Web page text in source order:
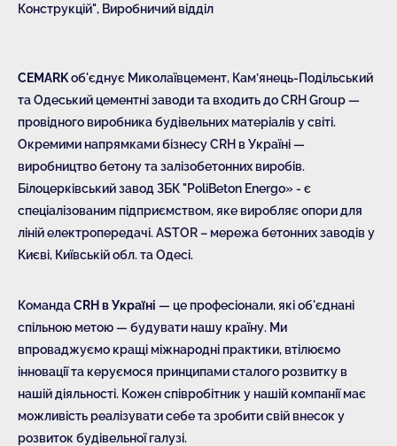
Конструкцій", Виробничий відділ
CEMARKоб'єднує Миколаївцемент, Кам’янець-Подільський
та Одеський цементні заводи та входить до CRH Group —
провідного виробника будівельних матеріалів у світі.
Окремими напрямками бізнесу CRH в Україні —
виробництво бетону та залізобетонних виробів.
Білоцерківський завод ЗБК "PoliBeton Energo» - є
спеціалізованим підприємством, яке виробляє опори для
ліній електропередачі. ASTOR – мережа бетонних заводів у
Києві, Київській обл. та Одесі.
КомандаCRH в Україні — це професіонали, які об'єднані
спільною метою — будувати нашу країну. Ми
впроваджуємо кращі міжнародні практики, втілюємо
інновації та керуємося принципами сталого розвитку в
нашій діяльності. Кожен співробітник у нашій компанії має
можливість реалізувати себе та зробити свій внесок у
розвиток будівельної галузі.